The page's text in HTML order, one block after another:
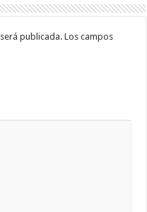
publicada. Los campos